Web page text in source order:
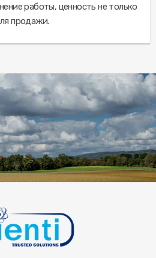
работы, ценность не только
продажи.